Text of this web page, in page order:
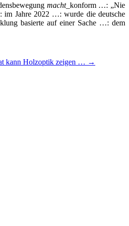
macht_konform …: „Nie
im Jahre 2022 …: wurde die deutsche
basierte auf einer Sache …: dem
kann Holzoptik zeigen … →